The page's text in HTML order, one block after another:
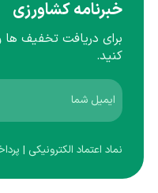
خبرنامه کشاورزی
برای دریافت تخفیف ها
کنید.
نماد اعتماد الکترونیکی |